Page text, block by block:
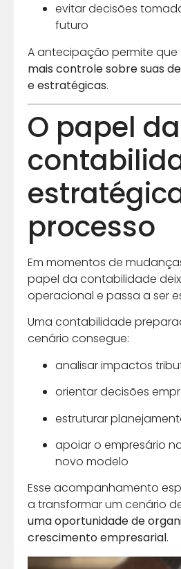
evitar decisões
futuro
A antecipação permite
mais controle sobre suas
e estratégicas.
O papel da
processo
Em momentos de
papel da contabilidade
operacional e passa a ser
Uma contabilidade
cenário consegue:
analisar impactos
orientar decisões
estruturar
apoiar o empresário
novo modelo
Esse acompanhamento
a transformar um cenário
uma oportunidade de
crescimento empresarial.